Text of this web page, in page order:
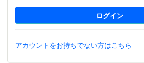
アカウントをお持ちでない方はこちら